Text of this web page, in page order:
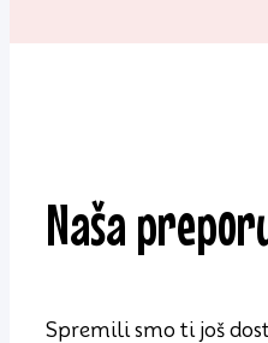
Naša
Spremili smo ti još